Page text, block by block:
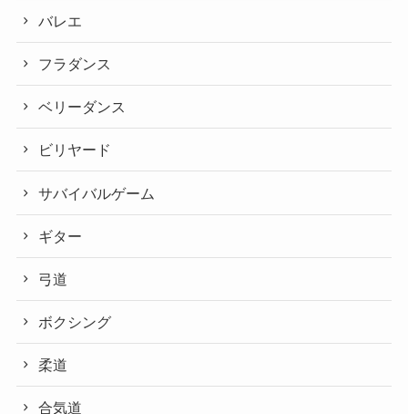
バレエ
フラダンス
ベリーダンス
ビリヤード
サバイバルゲーム
ギター
弓道
ボクシング
柔道
合気道